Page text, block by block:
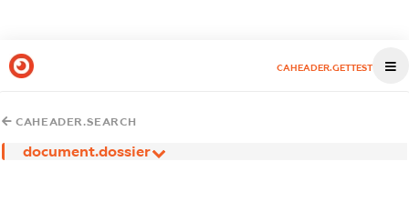
CAHEADER.GETTEST
CAHEADER.SEARCH
document.dossier